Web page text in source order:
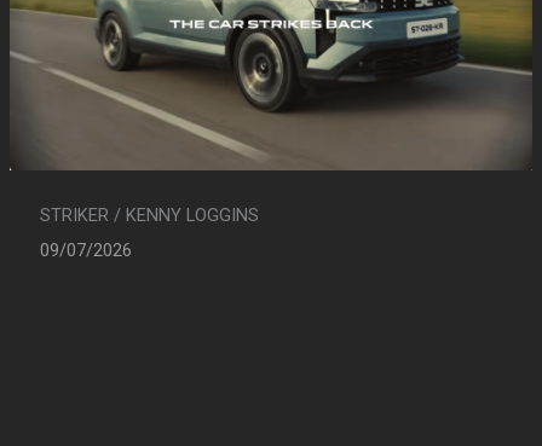
STRIKER / KENNY LOGGINS
09/07/2026